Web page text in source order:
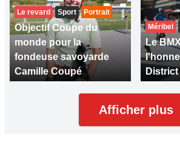
Le revard Sport Portrait
Objectif Coupe du
monde pour la
fondeuse savoyarde
Camille Coupé
Méribel
Le
District
Afficher plus